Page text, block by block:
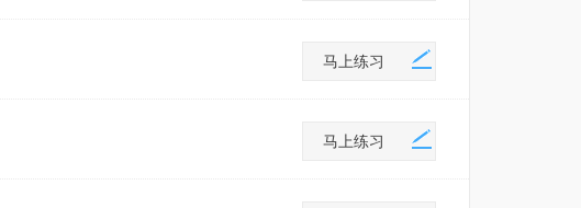
马上练习
马上练习